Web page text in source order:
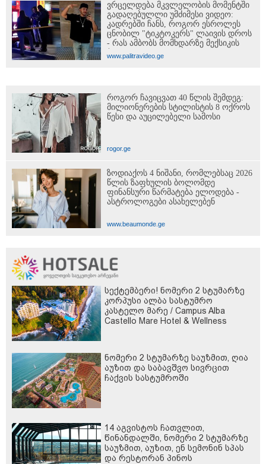
ვრცელდება მკვლელობის მომენტში
გადაღებულლი უმძიმესი ვიდეო:
კადრებში ჩანს, როგორ ესროლეს
ცნობილ "ტიკტოკერს" ლაივის დროს
- რას ამბობს მომხდარზე მექსიკის
პოლიცია
www.palitravideo.ge
როგორ ჩავიცვათ 40 წლის შემდეგ:
მილიონერების სტილისტის 8 ოქროს
წესი და აუცილებელი სამოსი
rogor.ge
ზოდიაქოს 4 ნიშანი, რომლებსაც 2026
წლის ზაფხულის ბოლომდე
ფინანსური წარმატება ელოდება -
ასტროლოგები ასახელებენ
www.beaumonde.ge
სექტემბერი! ნომერი 2 სტუმარზე
კორპუსი ალბა სასტუმრო
კასტელო მარე / Campus Alba
Castello Mare Hotel & Wellness
ნომერი 2 სტუმარზე საუზმით, ღია
აუზით და საბავშვო სივრცით
ჩაქვის სასტუმროში
14 აგვისტოს ჩათვლით,
წინანდალში, ნომერი 2 სტუმარზე
საუზმით, აუზით, ენ სემონინ სპას
და რესტორან პინოს